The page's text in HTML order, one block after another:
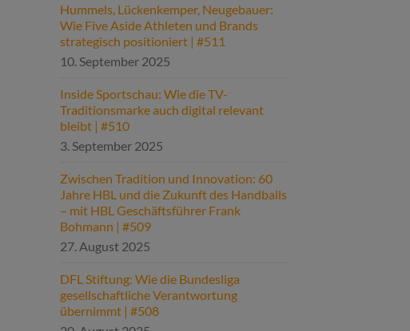
Hummels, Lückenkemper, Neugebauer:
Wie Five Aside Athleten und Brands
strategisch positioniert | #511
10. September 2025
Inside Sportschau: Wie die TV-
Traditionsmarke auch digital relevant
bleibt | #510
3. September 2025
Zwischen Tradition und Innovation: 60
Jahre HBL und die Zukunft des Handballs
– mit HBL Geschäftsführer Frank
Bohmann | #509
27. August 2025
DFL Stiftung: Wie die Bundesliga
gesellschaftliche Verantwortung
übernimmt | #508